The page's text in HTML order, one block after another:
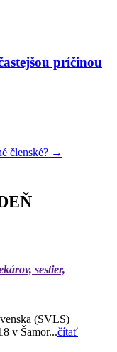
príčinou
členské? →
sestier,
(SVLS)
v Šamor...čítať